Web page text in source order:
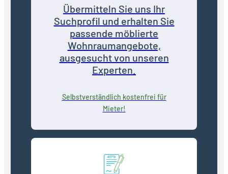
Übermitteln Sie uns Ihr
Suchprofil und erhalten Sie
passende möblierte
Wohnraumangebote,
ausgesucht von unseren
Experten.
Selbstverständlich kostenfrei für
Mieter!